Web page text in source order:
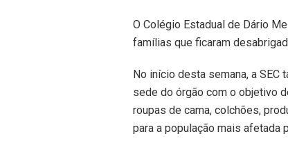
O Colégio Estadual de Dário
famílias que ficaram
No início desta semana, a
sede do órgão com o objetivo
roupas de cama, colchões,
para a população mais afetada